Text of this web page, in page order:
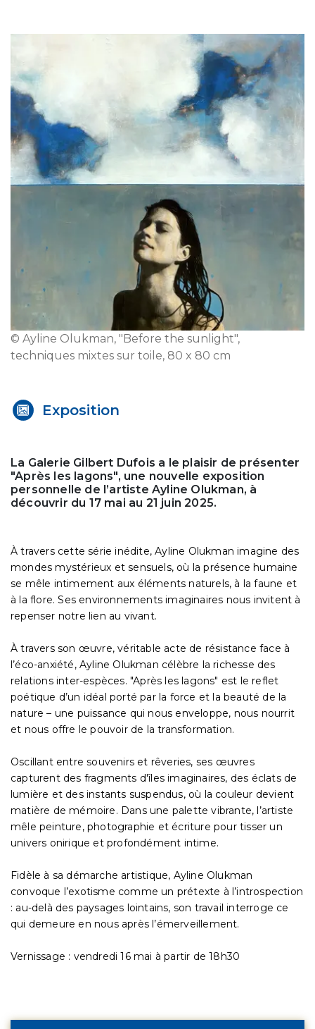
© Ayline Olukman, "Before the sunlight",
techniques mixtes sur toile, 80 x 80 cm
Exposition
La Galerie Gilbert Dufois a le plaisir de présenter
"Après les lagons", une nouvelle exposition
personnelle de l’artiste Ayline Olukman, à
découvrir du 17 mai au 21 juin 2025.
À travers cette série inédite, Ayline Olukman imagine des
mondes mystérieux et sensuels, où la présence humaine
se mêle intimement aux éléments naturels, à la faune et
à la flore. Ses environnements imaginaires nous invitent à
repenser notre lien au vivant.
À travers son œuvre, véritable acte de résistance face à
l’éco-anxiété, Ayline Olukman célèbre la richesse des
relations inter-espèces. "Après les lagons" est le reflet
poétique d’un idéal porté par la force et la beauté de la
nature – une puissance qui nous enveloppe, nous nourrit
et nous offre le pouvoir de la transformation.
Oscillant entre souvenirs et rêveries, ses œuvres
capturent des fragments d'îles imaginaires, des éclats de
lumière et des instants suspendus, où la couleur devient
matière de mémoire. Dans une palette vibrante, l’artiste
mêle peinture, photographie et écriture pour tisser un
univers onirique et profondément intime.
Fidèle à sa démarche artistique, Ayline Olukman
convoque l’exotisme comme un prétexte à l’introspection
: au-delà des paysages lointains, son travail interroge ce
qui demeure en nous après l’émerveillement.
Vernissage : vendredi 16 mai à partir de 18h30